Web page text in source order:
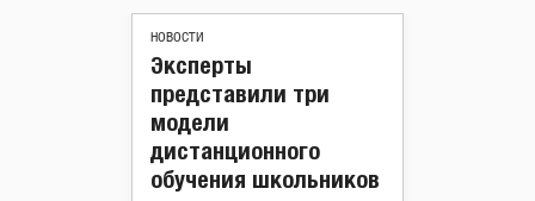
НОВОСТИ
Эксперты
представили три
модели
дистанционного
обучения школьников